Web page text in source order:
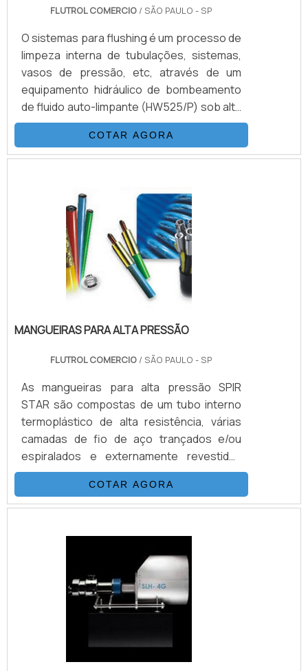
FLUTROL COMERCIO / SÃO PAULO - SP
O sistemas para flushing é um processo de
limpeza interna de tubulações, sistemas,
vasos de pressão, etc, através de um
equipamento hidráulico de bombeamento
de fluido auto-limpante (HW525/P) sob alta
pressão e vazão. Com objetivo de obter
uma classe de limpeza desejada de acordo
com os procedimentos pré-estabelecidos
COM ESTE TIPO DE PRODUTOAbaixo, é
possível conferir quais as vantagens em
contar com este tipo de equipamento:
Melhor custo-benefício do mercado.
COTAR AGORA
MANGUEIRAS PARA ALTA PRESSÃO
FLUTROL COMERCIO / SÃO PAULO - SP
As mangueiras para alta pressão SPIR
STAR são compostas de um tubo interno
termoplástico de alta resistência, várias
camadas de fio de aço trançados e/ou
espiralados e externamente revestidas
com uma capa de poliamida (nylon) ou
poliuretano. Esta combinação, adicionada a
um processo único de trançagem
propriedades: Desenvolvida para alta e
altíssimas pressões (3.200 Bar) Excelentes
características de vazão Baixa expansão
COTAR AGORA